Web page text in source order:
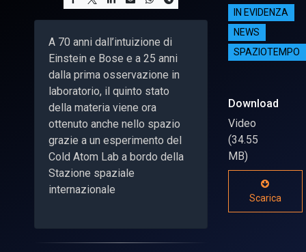
A 70 anni dall’intuizione di
Einstein e Bose e a 25 anni
dalla prima osservazione in
laboratorio, il quinto stato
della materia viene ora
ottenuto anche nello spazio
grazie a un esperimento del
Cold Atom Lab a bordo della
Stazione spaziale
internazionale
IN EVIDENZA
NEWS
SPAZIOTEMPO
Download
Video
(34.55
MB)
Scarica